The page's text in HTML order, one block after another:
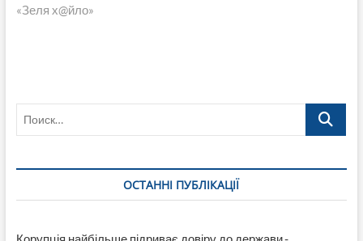
«Зеля х@йло»
Поиск…
ОСТАННІ ПУБЛІКАЦІЇ